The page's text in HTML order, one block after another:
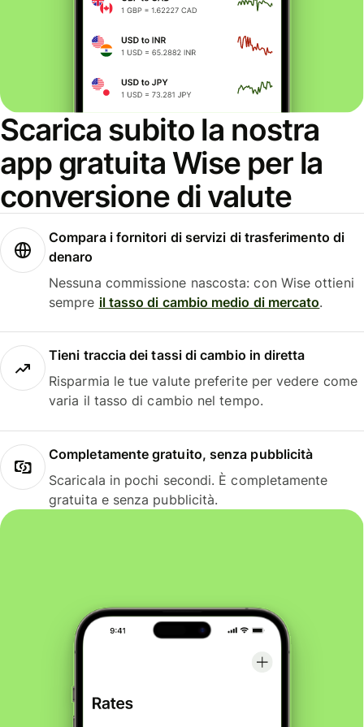
Scarica subito la nostra
app gratuita Wise per la
conversione di valute
Compara i fornitori di servizi di trasferimento di
denaro
Nessuna commissione nascosta: con Wise ottieni
sempre il tasso di cambio medio di mercato.
Tieni traccia dei tassi di cambio in diretta
Risparmia le tue valute preferite per vedere come
varia il tasso di cambio nel tempo.
Completamente gratuito, senza pubblicità
Scaricala in pochi secondi. È completamente
gratuita e senza pubblicità.